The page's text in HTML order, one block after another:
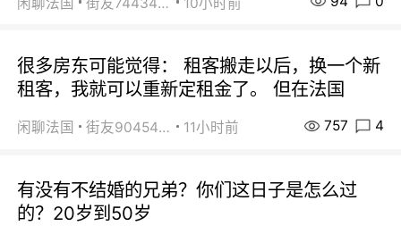
很多房东可能觉得： 租客搬走以后，换一个新
租客，我就可以重新定租金了。 但在法国
闲聊法国 街友90454511 11小时前 757 4
有没有不结婚的兄弟？你们这日子是怎么过
的？20岁到50岁